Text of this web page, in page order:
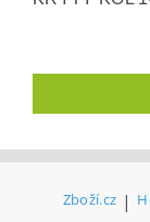
Zboží.cz |